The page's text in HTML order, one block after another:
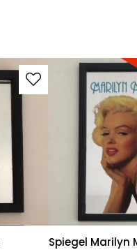
Spiegel Marilyn